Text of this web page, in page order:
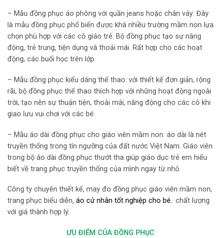
– Mẫu đồng phục áo phông với quần jeans hoặc chân váy: Đây
là mẫu đồng phục phổ biến được khá nhiều trường mầm non lựa
chọn phù hợp với các cô giáo trẻ. Bộ đồng phục tạo sự năng
động, trẻ trung, tiện dụng và thoải mái. Rất hợp cho các hoạt
động, các buổi học trên lớp.
– Mẫu đồng phục kiểu dáng thể thao: với thiết kế đơn giản, rộng
rãi, bộ đồng phục thể thao thích hợp với những hoạt động ngoài
trời, tạo nên sự thuận tiện, thoải mái, năng động cho các cô khi
giao lưu vui chơi với các bé.
– Mẫu áo dài đồng phục cho giáo viên mầm non: áo dài là nét
truyền thống trong tín ngưỡng của đất nước Việt Nam. Giáo viên
trong bộ áo dài đồng phục thướt tha giúp giáo dục trẻ em hiểu
biết về trang phục truyền thống của mình ngay từ nhỏ.
Công ty chuyên thiết kế, may đo đồng phục giáo viên mầm non,
trang phục biểu diễn, áo cử nhân tốt nghiệp cho bé.. chất lượng
với giá thành hợp lý.
ƯU ĐIỂM CỦA ĐỒNG PHỤC